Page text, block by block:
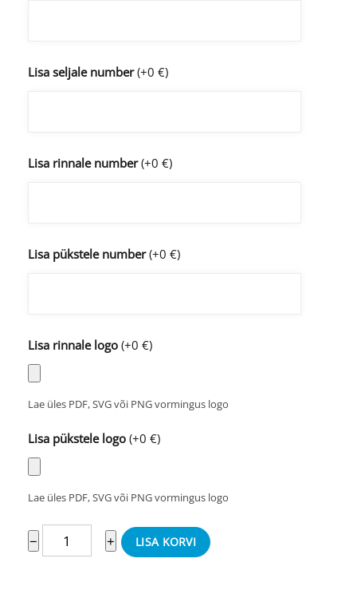
Lisa seljale number (+0 €)
Lisa rinnale number (+0 €)
Lisa pükstele number (+0 €)
Lisa rinnale logo (+0 €)
Lae üles PDF, SVG või PNG vormingus logo
Lisa pükstele logo (+0 €)
Lae üles PDF, SVG või PNG vormingus logo
−
Meeste
võrkpallivorm
+ LISA KORVI